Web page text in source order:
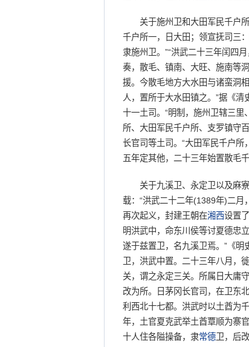
关于施州卫和大田军民千户所
千户所一，日大田；领宣抚司三
隶施州卫。”“洪武二十三年闰四
奏，散毛、镇南、大旺、施南等
援。今散毛地方大水田与诸蛮洞
人，置所于大水田镇之。”据《
十一土司。“明制，施州卫辖三
所、大田军民千户所、支罗镇守
长官司等土司。“大田军民千户
五年定其他，二十三年始置散毛
关于九溪卫、永定卫以及麻寮
载：“洪武二十二年(1389年)二月
再次起义，封建王朝在湘西设置
明洪武中，命东川侯等讨夏德忠
遂于兹置卫，名九溪卫焉。”《
卫，洪武中置。二十三年八月，
关，谓之永定三关。所属日大庸
改为所。日茅冈长官司，在卫东
利西北十七都。洪武时以土酋为
年，土官夏克武举土酋覃顺为寨
十人住各隘操备，隶常德 卫，后